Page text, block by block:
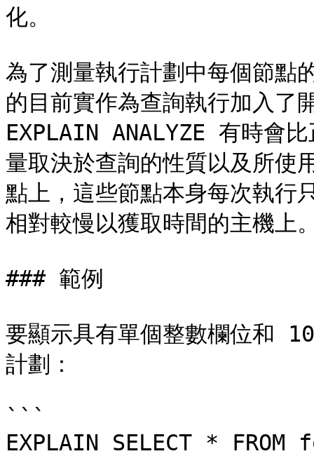
化。
為了測量執行計劃中每個節點
的目前實作為查詢執行加入了
EXPLAIN ANALYZE 有時會
量取決於查詢的性質以及所使
點上，這些節點本身每次執行
相對較慢以獲取時間的主機上
### 範例
要顯示具有單個整數欄位和
計劃：
```
EXPLAIN SELECT * FROM